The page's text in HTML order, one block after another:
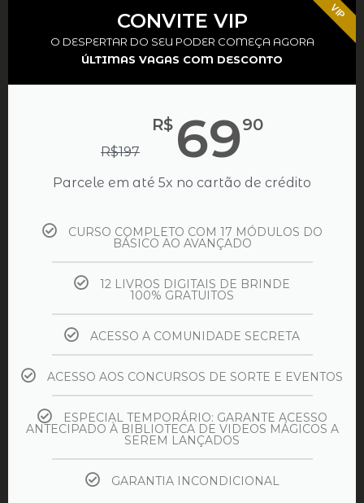
CONVITE VIP
O DESPERTAR DO SEU PODER COMEÇA AGORA
ÚLTIMAS VAGAS COM DESCONTO
R$197
R$ 6990
Parcele em até 5x no cartão de crédito
CURSO COMPLETO COM 17 MÓDULOS DO
BÁSICO AO AVANÇADO
12 LIVROS DIGITAIS DE BRINDE
100% GRATUITOS
ACESSO A COMUNIDADE SECRETA
ACESSO AOS CONCURSOS DE SORTE E EVENTOS
ESPECIAL TEMPORÁRIO: GARANTE ACESSO
ANTECIPADO À BIBLIOTECA DE VIDEOS MÁGICOS A
SEREM LANÇADOS
GARANTIA INCONDICIONAL
VIP